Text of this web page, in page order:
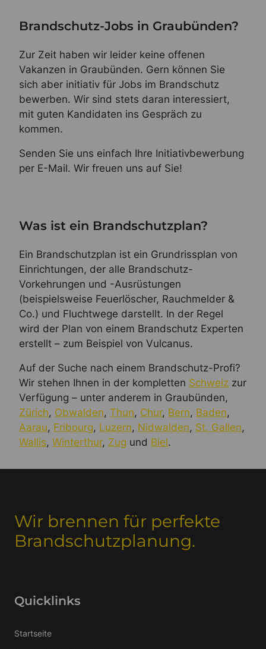
Brandschutz-Jobs in Graubünden?
Zur Zeit haben wir leider keine offenen
Vakanzen in Graubünden. Gern können Sie
sich aber initiativ für Jobs im Brandschutz
bewerben. Wir sind stets daran interessiert,
mit guten Kandidaten ins Gespräch zu
kommen.
Senden Sie uns einfach Ihre Initiativbewerbung
per E-Mail. Wir freuen uns auf Sie!
Was ist ein Brandschutzplan?
Ein Brandschutzplan ist ein Grundrissplan von
Einrichtungen, der alle Brandschutz-
Vorkehrungen und -Ausrüstungen
(beispielsweise Feuerlöscher, Rauchmelder &
Co.) und Fluchtwege darstellt. In der Regel
wird der Plan von einem Brandschutz Experten
erstellt – zum Beispiel von Vulcanus.
Auf der Suche nach einem Brandschutz-Profi?
Wir stehen Ihnen in der kompletten Schweiz zur
Verfügung – unter anderem in Graubünden,
Zürich, Obwalden,Thun, Chur, Bern, Baden,
Aarau, Fribourg, Luzern, Nidwalden, St. Gallen,
Wallis,Winterthur, Zug und Biel.
Wir brennen für perfekte
Brandschutzplanung.
Quicklinks
Startseite